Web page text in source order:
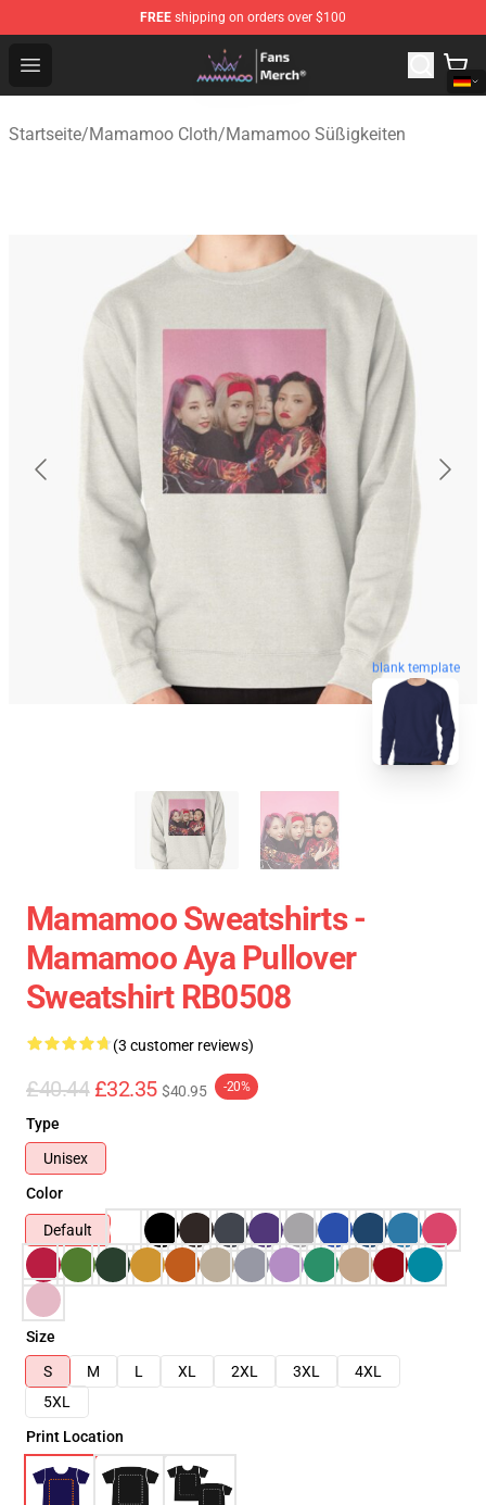
FREE shipping on orders over $100
Open menu
Mamamoo Store - Official Mamamoo Merchandise Shop
Startseite/Mamamoo Cloth/Mamamoo Süßigkeiten
blank template
Mamamoo Sweatshirts -
Mamamoo Aya Pullover
Sweatshirt RB0508
(3 customer reviews)
£40.44 £32.35 $40.95 -20%
Type
Unisex
Color
Default
Size
S
M L XL 2XL 3XL
4XL
5XL
Print Location